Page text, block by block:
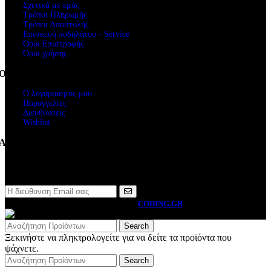
Σχετικά με εμάς
Τρόποι Πληρωμής
Τρόποι Αποστολής
Επισκευή ποδηλάτου - Service
Όροι Επιστροφής
Όροι χρήσης
Λογαριασμός μου
Ο λογαριασμός μου
Παραγγελίες
Διευθύνσεις
Wishlist
μας
CODING.GR
Search
Ξεκινήστε να πληκτρολογείτε για να δείτε τα προϊόντα που
ψάχνετε.
Search